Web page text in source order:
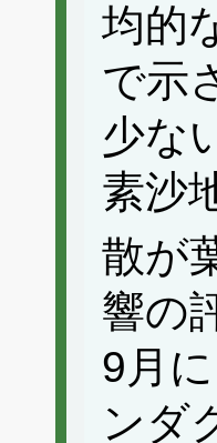
均的
で示
少な
素沙
散が
響の
9月
ンダ